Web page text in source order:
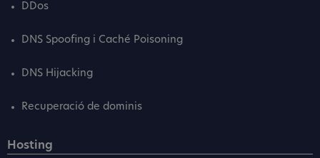
DDos
DNS Spoofing i Caché Poisoning
DNS Hijacking
Recuperació de dominis
Hosting